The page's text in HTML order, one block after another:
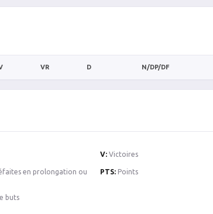
VR D N/DP/DF
V: Victoires
en prolongation ou
PTS: Points
buts